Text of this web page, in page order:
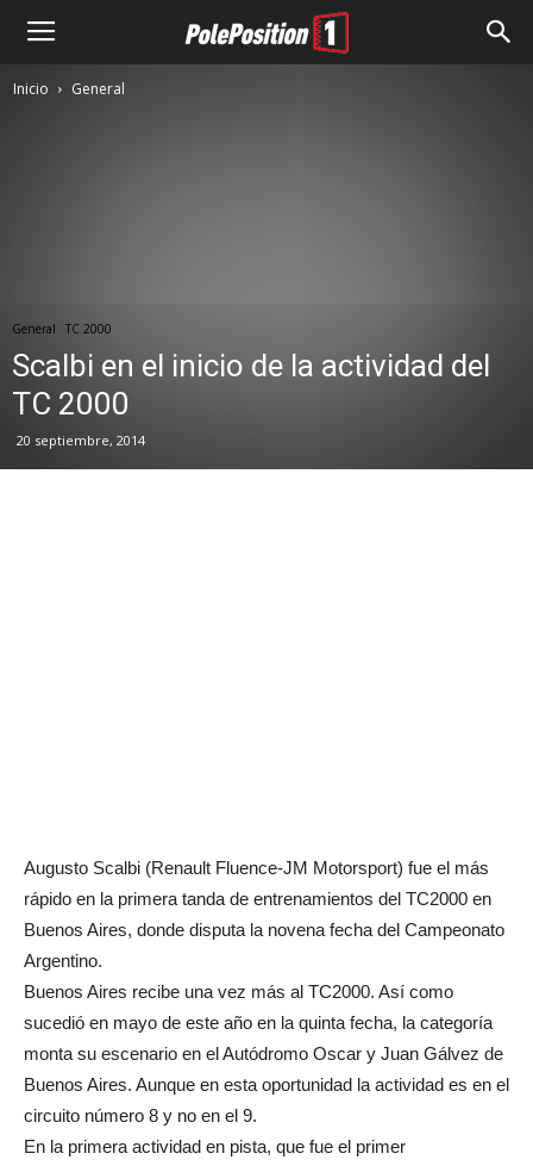
Inicio General
General TC 2000
Scalbi en el inicio de la actividad del
TC 2000
20 septiembre, 2014
Augusto Scalbi (Renault Fluence-JM Motorsport) fue el más
rápido en la primera tanda de entrenamientos del TC2000 en
Buenos Aires, donde disputa la novena fecha del Campeonato
Argentino.
Buenos Aires recibe una vez más al TC2000. Así como
sucedió en mayo de este año en la quinta fecha, la categoría
monta su escenario en el Autódromo Oscar y Juan Gálvez de
Buenos Aires. Aunque en esta oportunidad la actividad es en el
circuito número 8 y no en el 9.
En la primera actividad en pista, que fue el primer